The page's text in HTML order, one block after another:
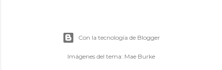
Con la tecnología de Blogger
Imágenes del tema: Mae Burke